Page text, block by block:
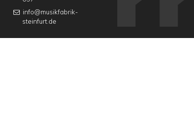
info@musikfabrik-
steinfurt.de